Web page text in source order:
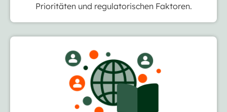
Prioritäten und regulatorischen Faktoren.